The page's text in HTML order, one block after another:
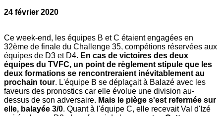
24 février 2020
Ce week-end, les équipes B et C étaient engagées en
32ème de finale du Challenge 35, compétions réservées aux
équipes de D3 et D4. En cas de victoires des deux
équipes du TVFC, un point de règlement stipule que les
deux formations se rencontreraient inévitablement au
prochain tour. L'équipe B se déplaçait à Balazé avec les
faveurs des pronostics car elle évolue une division au-
dessus de son adversaire. Mais le piège s'est refermée sur
elle, balayée 3/0. Quant à l'équipe C, elle recevait Val d'Izé